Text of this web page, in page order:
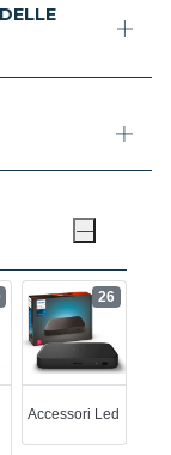
Accessori Led
26